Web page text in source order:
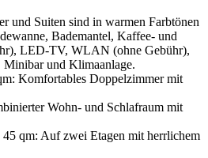
und Suiten sind in warmen Farbtönen
Bademantel, Kaffee- und
LED-TV, WLAN (ohne Gebühr),
und Klimaanlage.
Komfortables Doppelzimmer mit
Wohn- und Schlafraum mit
qm: Auf zwei Etagen mit herrlichem